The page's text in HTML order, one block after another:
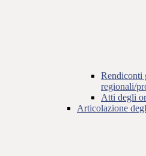
Rendiconti
regionali/
Atti degli
Articolazione